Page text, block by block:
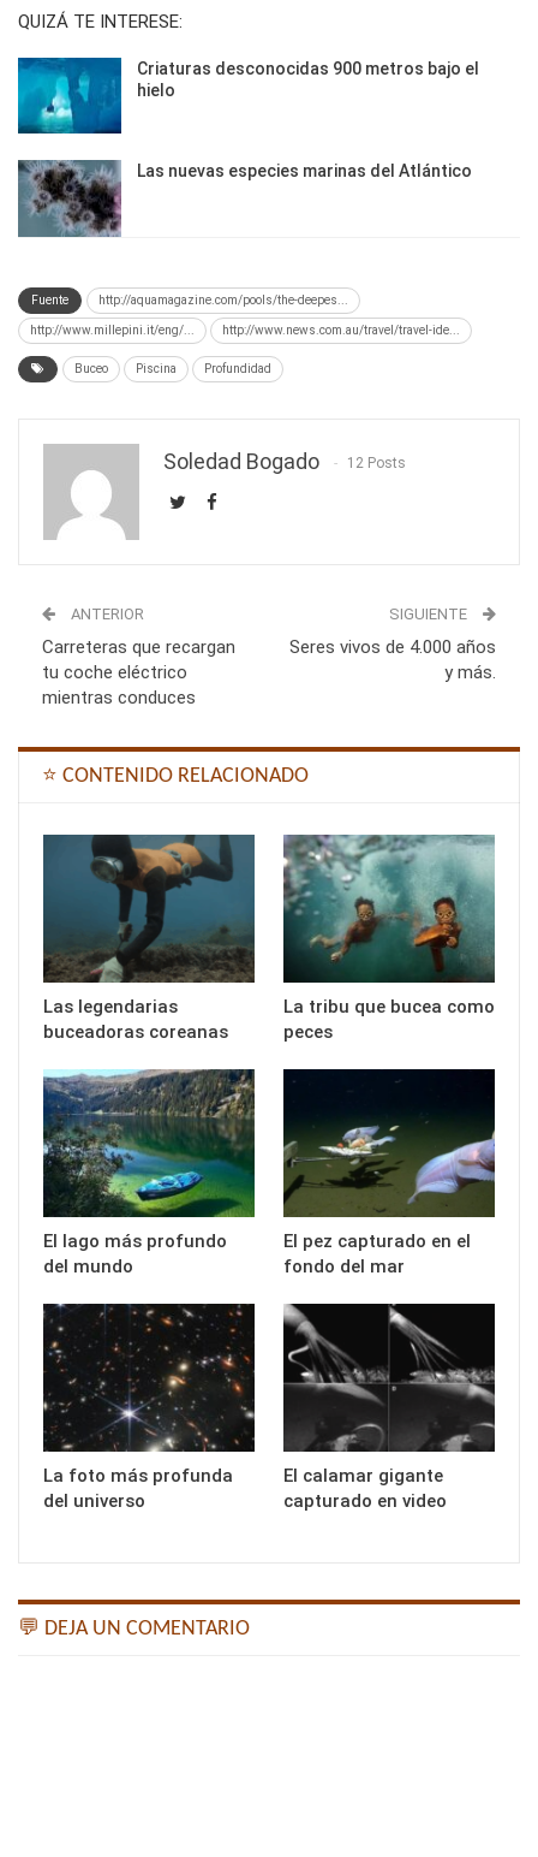
QUIZÁ TE INTERESE:
Criaturas desconocidas 900 metros bajo el
hielo
Las nuevas especies marinas del Atlántico
Fuente http://aquamagazine.com/pools/the-deepes...
http://www.millepini.it/eng/... http://www.news.com.au/travel/travel-ide...
Buceo Piscina Profundidad
Soledad Bogado 12 Posts
ANTERIOR
Carreteras que recargan
tu coche eléctrico
mientras conduces
SIGUIENTE
Seres vivos de 4.000 años
y más.
⭐ CONTENIDO RELACIONADO
Las legendarias
buceadoras coreanas
La tribu que bucea como
peces
El lago más profundo
del mundo
El pez capturado en el
fondo del mar
La foto más profunda
del universo
El calamar gigante
capturado en video
💬 DEJA UN COMENTARIO